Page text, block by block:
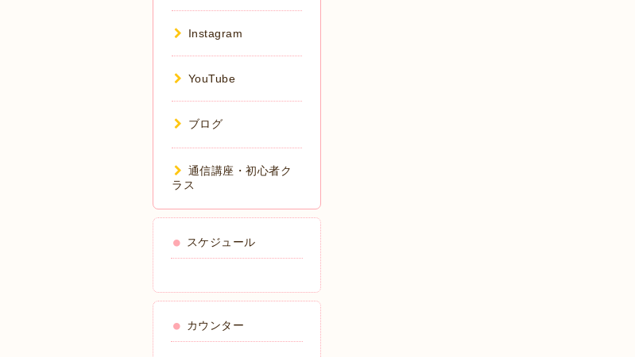
Instagram
YouTube
ブログ
通信講座・初心者ク
ラス
スケジュール
カウンター